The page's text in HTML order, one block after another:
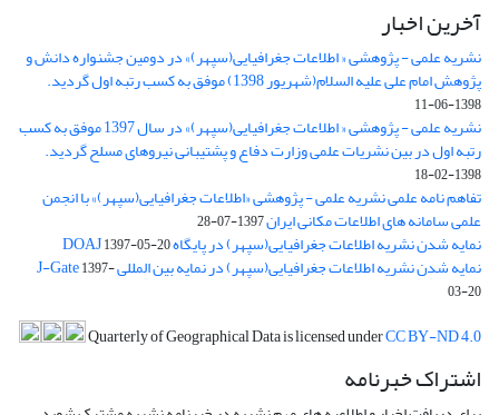
آخرین اخبار
نشریه علمی - پژوهشی « اطلاعات جغرافیایی(سپهر)» در دومین جشنواره دانش و
پژوهش امام علی علیه السلام(شهریور 1398) موفق به کسب رتبه اول گردید.
1398-06-11
نشریه علمی - پژوهشی « اطلاعات جغرافیایی(سپهر)» در سال 1397 موفق به کسب
رتبه اول در بین نشریات علمی وزارت دفاع و پشتیبانی نیروهای مسلح گردید.
1398-02-18
تفاهم نامه علمی نشریه علمی - پژوهشی «اطلاعات جغرافیایی(سپهر)» با انجمن
علمی سامانه های اطلاعات مکانی ایران1397-07-28
نمایه شدن نشریه اطلاعات جغرافیایی(سپهر) در پایگاه DOAJ1397-05-20
نمایه شدن نشریه اطلاعات جغرافیایی(سپهر) در نمایه بین المللی J-Gate1397-
03-20
Quarterly of Geographical Data is licensed underCC BY-ND 4.0
اشتراک خبرنامه